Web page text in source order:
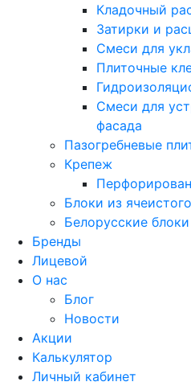
Кладочный
Затирки и
Смеси для
Плиточные
Смеси для
фасада
Пазогребневые
Крепеж
Блоки из
Белорусские блоки
Бренды
Лицевой
О нас
Блог
Новости
Акции
Калькулятор
Личный кабинет